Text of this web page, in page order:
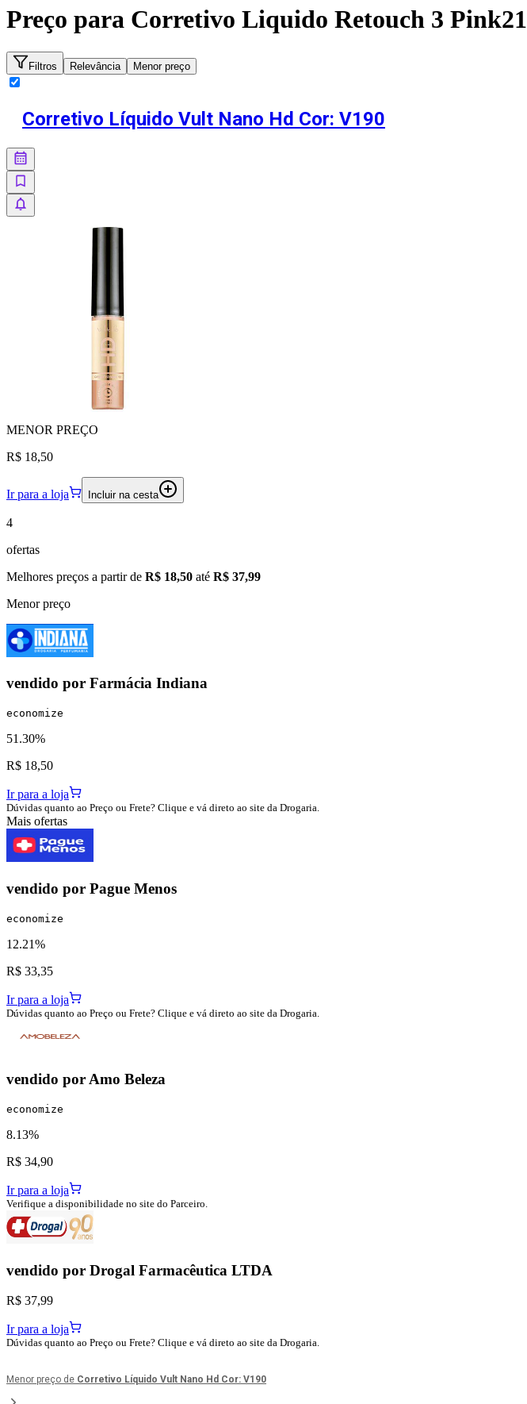
Preço para Corretivo Liquido Retouch 3 Pink21
Filtros Relevância Menor preço
Corretivo Líquido Vult Nano Hd Cor: V190
MENOR PREÇO
R$ 18,50
Ir para a loja Incluir na cesta
4
ofertas
Melhores preços a partir de R$ 18,50 até R$ 37,99
Menor preço
vendido por Farmácia Indiana
economize
51.30%
R$ 18,50
Ir para a loja
Dúvidas quanto ao Preço ou Frete? Clique e vá direto ao site da Drogaria.
Mais ofertas
vendido por Pague Menos
economize
12.21%
R$ 33,35
Ir para a loja
Dúvidas quanto ao Preço ou Frete? Clique e vá direto ao site da Drogaria.
vendido porAmo Beleza
economize
8.13%
R$ 34,90
Ir para a loja
Verifique a disponibilidade no site do Parceiro.
vendido por Drogal Farmacêutica LTDA
R$ 37,99
Ir para a loja
Dúvidas quanto ao Preço ou Frete? Clique e vá direto ao site da Drogaria.
Menor preço de Corretivo Líquido Vult Nano Hd Cor: V190